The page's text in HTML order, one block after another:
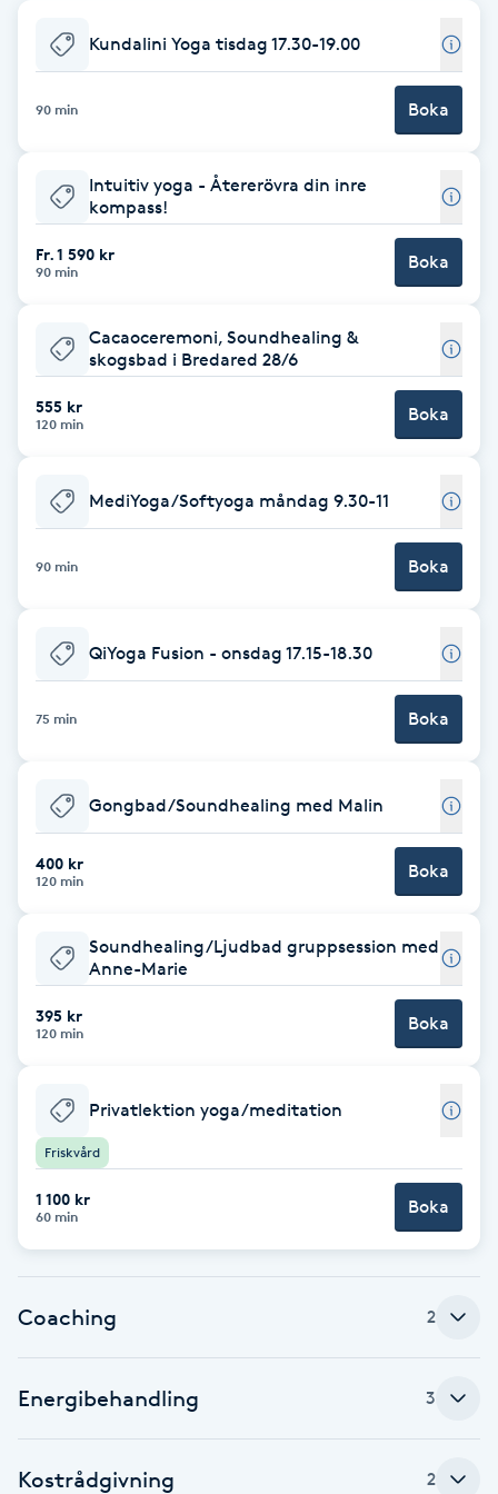
Babylights
Balayage
Barber
BIAB
Blowout
Brynfärgning
Brynplockning
Bröllopsuppsättning
C
Celluliter
Coachning
Color correction
Dermapen
Diamantslipning
E
Extensions
Eyeliner-tatuering
Kundalini Yoga tisdag 17.30-19.00
90 min Boka
Intuitiv yoga - Återerövra din inre
kompass!
Fr. 1 590 kr
90 min Boka
Cacaoceremoni, Soundhealing &
skogsbad i Bredared 28/6
555 kr
120 min Boka
MediYoga/Softyoga måndag 9.30-11
90 min Boka
QiYoga Fusion - onsdag 17.15-18.30
75 min Boka
Gongbad/Soundhealing med Malin
400 kr
120 min Boka
Soundhealing/Ljudbad gruppsession med
Anne-Marie
395 kr
120 min Boka
Privatlektion yoga/meditation
Friskvård
1 100 kr
60 min Boka
Coaching 2
Energibehandling 3
Kostrådgivning 2